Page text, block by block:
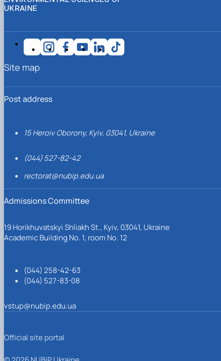
UKRAINE
Post address
15 Heroiv Oborony, Kyiv, 03041, Ukraine
(044) 527-82-42
rectorat@nubip.edu.ua
Admissions Committee
19 Horikhuvatskyi Shliakh St., Kyiv, 03041, Ukraine
Academic Building No. 1, room No. 12
(044) 258-42-63
(044) 527-83-08
vstup@nubip.edu.ua
Site map
Official site portal